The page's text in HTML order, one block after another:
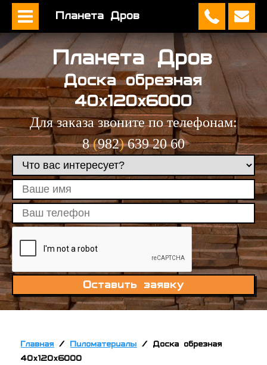
Планета Дров
Планета Дров
Доска обрезная
40х120х6000
Для заказа звоните по телефонам:
8(982)639 20 60
Оставить заявку
Главная / Пиломатериалы / Доска обрезная
40х120х6000